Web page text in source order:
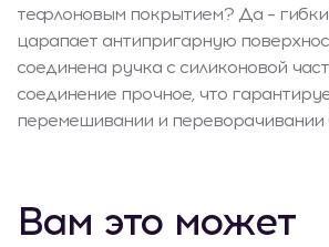
тефлоновым покрытием? Да –
царапает антипригарную
соединена ручка с силиконовой
соединение прочное, что
перемешивании и переворачивании
Вам это может